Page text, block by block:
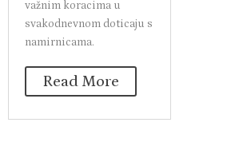
poslovnom sektoru
nastane 286.379 tona
otpada od hrane. Kako
bismo smanjili ovaj
negativan trend, treba
važnim koracima u